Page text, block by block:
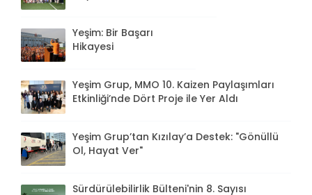
Yeşim: Bir Başarı
Hikayesi
Yeşim Grup, MMO 10. Kaizen Paylaşımları
Etkinliği’nde Dört Proje ile Yer Aldı
Yeşim Grup’tan Kızılay’a Destek: "Gönüllü
Ol, Hayat Ver"
Sürdürülebilirlik Bülteni'nin 8. Sayısı